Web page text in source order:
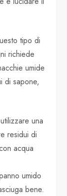
tipo di
richiede
umide
di sapone,
una
residui di
acqua
umido
bene.